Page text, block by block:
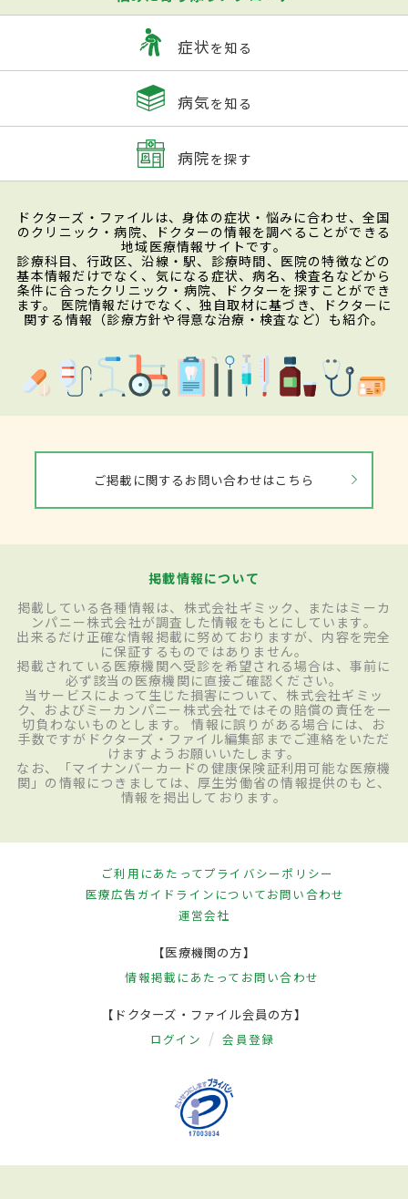
症状を知る
病気を知る
病院を探す
ドクターズ・ファイルは、身体の症状・悩みに合わせ、全国
のクリニック・病院、ドクターの情報を調べることができる
地域医療情報サイトです。
診療科目、行政区、沿線・駅、診療時間、医院の特徴などの
基本情報だけでなく、気になる症状、病名、検査名などから
条件に合ったクリニック・病院、ドクターを探すことができ
ます。 医院情報だけでなく、独自取材に基づき、ドクターに
関する情報（診療方針や得意な治療・検査など）も紹介。
ご掲載に関するお問い合わせはこちら
掲載情報について
掲載している各種情報は、株式会社ギミック、またはミーカ
ンパニー株式会社が調査した情報をもとにしています。
出来るだけ正確な情報掲載に努めておりますが、内容を完全
に保証するものではありません。
掲載されている医療機関へ受診を希望される場合は、事前に
必ず該当の医療機関に直接ご確認ください。
当サービスによって生じた損害について、株式会社ギミッ
ク、およびミーカンパニー株式会社ではその賠償の責任を一
切負わないものとします。 情報に誤りがある場合には、お
手数ですがドクターズ・ファイル編集部までご連絡をいただ
けますようお願いいたします。
なお、「マイナンバーカードの健康保険証利用可能な医療機
関」の情報につきましては、厚生労働省の情報提供のもと、
情報を掲出しております。
ご利用にあたってプライバシーポリシー
医療広告ガイドラインについてお問い合わせ
運営会社
【医療機関の方】
情報掲載にあたって お問い合わせ
【ドクターズ・ファイル会員の方】
ログイン 会員登録